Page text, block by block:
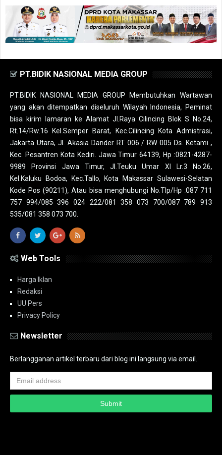
PT.BIDIK NASIONAL MEDIA GROUP
PT.BIDIK NASIONAL MEDIA GROUP Membutuhkan Wartawan
yang akan ditempatkan diseluruh Wilayah Indonesia, Peminat
bisa kirim lamaran ke Alamat Jl.Raya Cilincing Blok S No.24,
Rt.14/Rw.16 Kel.Semper Barat, Kec.Cilincing Kota Admistrasi,
Jakarta Utara, Jl. Akasia Dander RT 006 / RW 005 Ds. Ketami ,
Kec. Pesantren Kota Kediri. Jawa Timur 64139, Hp :0821-4287-
9989 Provinsi Jawa Timur, Jl.Teuku Umar XI Lr.3 No.26,
Kel.Kaluku Bodoa, Kec.Tallo, Kota Makassar Sulawesi-Selatan
Kode Pos (90211), Atau bisa menghubungi No.Tlp/Hp :087 711
757 994/085 396 024 222/081 358 073 700/087 789 913
535/081 358 073 700.
Web Tools
Harga Iklan
Redaksi
UU Pers
Privacy Policy
Newsletter
Berlangganan artikel terbaru dari blog ini langsung via email.